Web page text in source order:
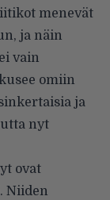
menevät
ja näin
vain
omiin
ja
nyt
ovat
Niiden